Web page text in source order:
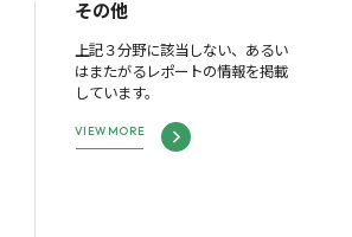
その他
上記３分野に該当しない、あるい
はまたがるレポートの情報を掲載
しています。
VIEW MORE